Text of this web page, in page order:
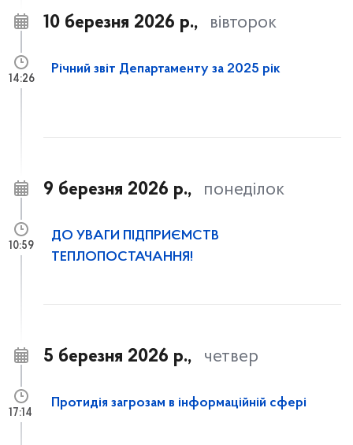
10 березня 2026 р., вівторок
Річний звіт Департаменту за 2025 рік
14:26
9 березня 2026 р., понеділок
ДО УВАГИ ПІДПРИЄМСТВ
ТЕПЛОПОСТАЧАННЯ!
10:59
5 березня 2026 р., четвер
Протидія загрозам в інформаційній сфері
17:14